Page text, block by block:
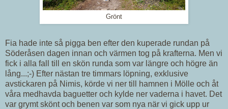
Grönt
Fia hade inte så pigga ben efter den kuperade rundan på
Söderåsen dagen innan och värmen tog på krafterna. Men vi
fick i alla fall till en skön runda som var längre och högre än
lång...;-) Efter nästan tre timmars löpning, exklusive
avstickaren på Nimis, körde vi ner till hamnen i Mölle och åt
våra medhavda baguetter och kylde ner vaderna i havet. Det
var grymt skönt och benen var som nya när vi gick upp ur